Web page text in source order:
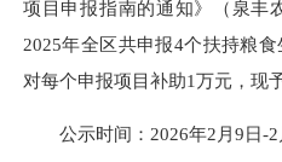
项目申报指南的通知》（泉丰
2025年全区共申报4个扶持粮
对每个申报项目补助1万元，现
公示时间：2026年2月9日-2